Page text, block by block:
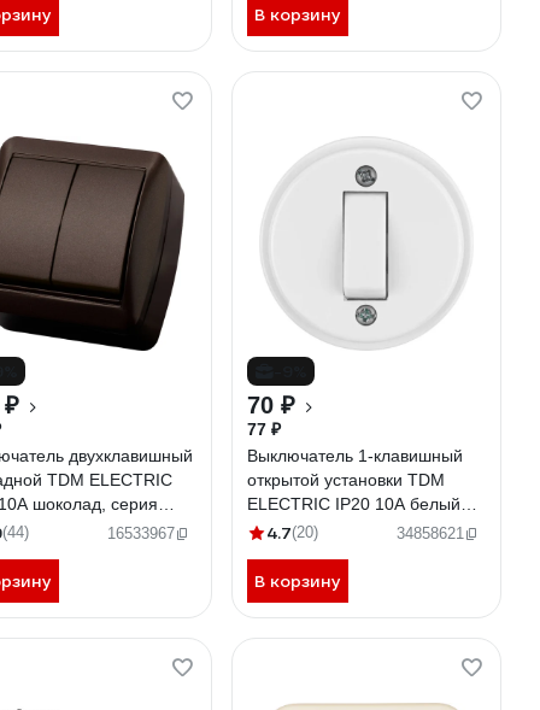
В корзину
₽
двухклавишный
TDM ELECTRIC
шоколад, серия
SQ1818-0202
(44) 16533967
70 ₽
77 ₽
Выключатель 1-клавишный
открытой установки TDM
ELECTRIC IP20 10А белый
"Ретро" SQ1806-0505
4.7(20) 34858621
В корзину